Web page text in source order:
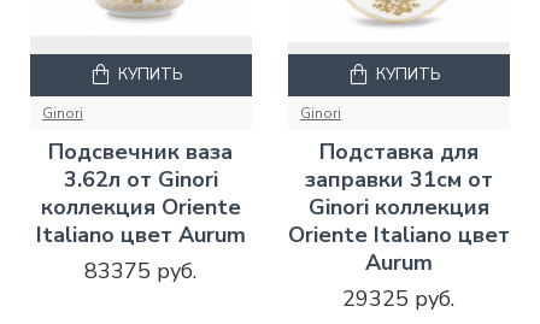
Ginori
Подсвечник ваза
3.62л от Ginori
коллекция Oriente
Italiano цвет Aurum
83375 руб.
КУПИТЬ
Ginori
Подставка для
заправки 31см от
Ginori коллекция
Oriente Italiano цвет
Aurum
29325 руб.
КУПИТЬ